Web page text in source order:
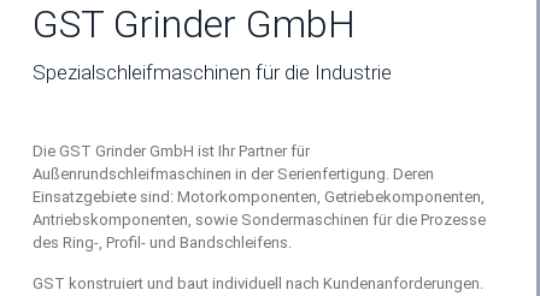
GST Grinder GmbH
Spezialschleifmaschinen für die Industrie
Die GST Grinder GmbH ist Ihr Partner für
Außenrundschleifmaschinen in der Serienfertigung. Deren
Einsatzgebiete sind: Motorkomponenten, Getriebekomponenten,
Antriebskomponenten, sowie Sondermaschinen für die Prozesse
des Ring-, Profil- und Bandschleifens.
GST konstruiert und baut individuell nach Kundenanforderungen.